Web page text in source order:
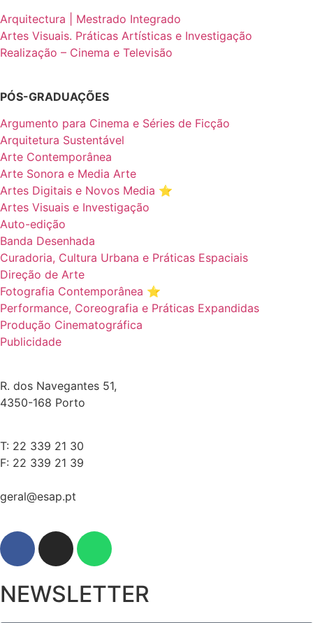
Arquitectura | Mestrado Integrado
Artes Visuais. Práticas Artísticas e Investigação
Realização – Cinema e Televisão
PÓS-GRADUAÇÕES
Argumento para Cinema e Séries de Ficção
Arquitetura Sustentável
Arte Contemporânea
Arte Sonora e Media Arte
Artes Digitais e Novos Media ⭐️
Artes Visuais e Investigação
Auto-edição
Banda Desenhada
Curadoria, Cultura Urbana e Práticas Espaciais
Direção de Arte
Fotografia Contemporânea ⭐️
Performance, Coreografia e Práticas Expandidas
Produção Cinematográfica
Publicidade
R. dos Navegantes 51,
4350-168 Porto
T: 22 339 21 30
F: 22 339 21 39
geral@esap.pt
NEWSLETTER